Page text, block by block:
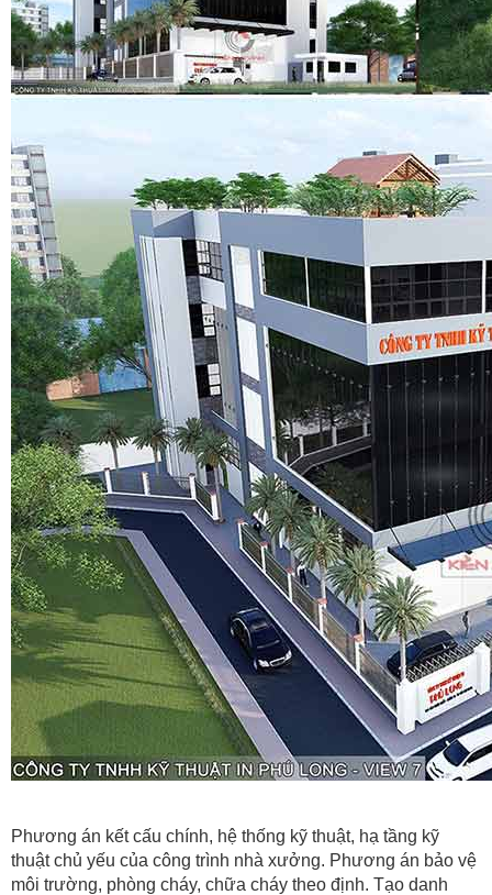
Phương án kết cấu chính, hệ thống kỹ thuật, hạ tầng kỹ
thuật chủ yếu của công trình nhà xưởng. Phương án bảo vệ
môi trường, phòng cháy, chữa cháy theo định. Tạo danh